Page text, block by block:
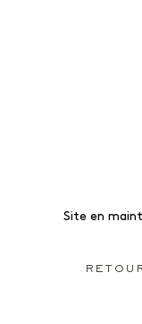
Site en